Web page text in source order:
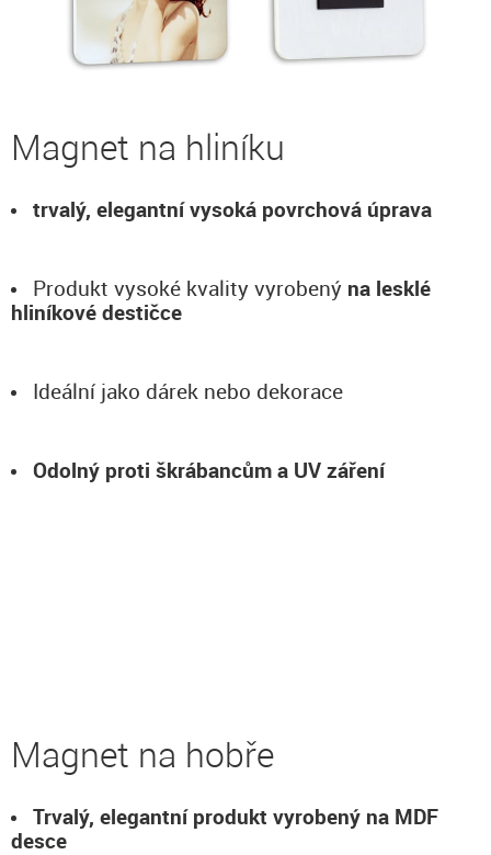
Magnet na hliníku
trvalý, elegantní vysoká povrchová úprava
Produkt vysoké kvality vyrobený na lesklé
hliníkové destičce
Ideální jako dárek nebo dekorace
Odolný proti škrábancům a UV záření
Magnet na hobře
Trvalý, elegantní produkt vyrobený na MDF
desce